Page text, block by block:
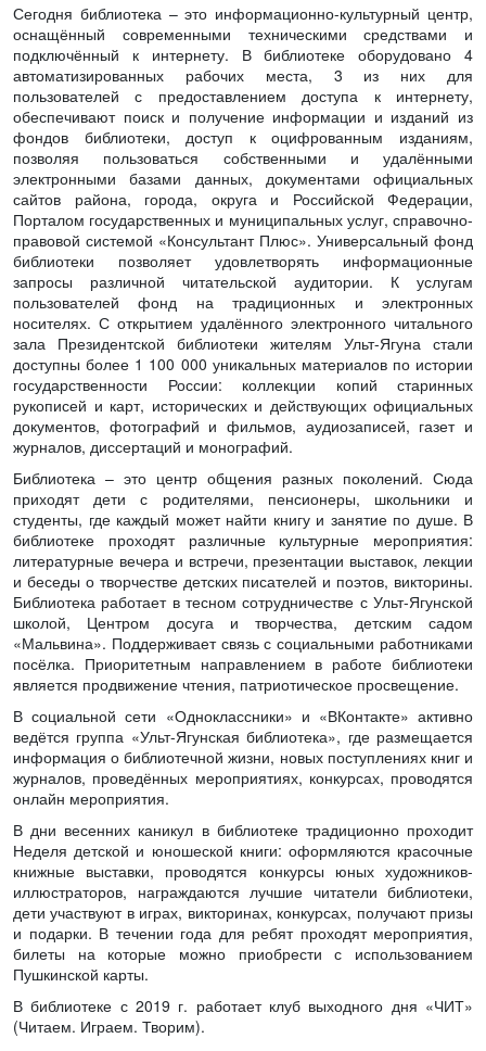
Сегодня библиотека – это информационно-культурный центр,
оснащённый современными техническими средствами и
подключённый к интернету. В библиотеке оборудовано 4
автоматизированных рабочих места, 3 из них для
пользователей с предоставлением доступа к интернету,
обеспечивают поиск и получение информации и изданий из
фондов библиотеки, доступ к оцифрованным изданиям,
позволяя пользоваться собственными и удалёнными
электронными базами данных, документами официальных
сайтов района, города, округа и Российской Федерации,
Порталом государственных и муниципальных услуг, справочно-
правовой системой «Консультант Плюс». Универсальный фонд
библиотеки позволяет удовлетворять информационные
запросы различной читательской аудитории. К услугам
пользователей фонд на традиционных и электронных
носителях. С открытием удалённого электронного читального
зала Президентской библиотеки жителям Ульт-Ягуна стали
доступны более 1 100 000 уникальных материалов по истории
государственности России: коллекции копий старинных
рукописей и карт, исторических и действующих официальных
документов, фотографий и фильмов, аудиозаписей, газет и
журналов, диссертаций и монографий.
Библиотека – это центр общения разных поколений. Сюда
приходят дети с родителями, пенсионеры, школьники и
студенты, где каждый может найти книгу и занятие по душе. В
библиотеке проходят различные культурные мероприятия:
литературные вечера и встречи, презентации выставок, лекции
и беседы о творчестве детских писателей и поэтов, викторины.
Библиотека работает в тесном сотрудничестве с Ульт-Ягунской
школой, Центром досуга и творчества, детским садом
«Мальвина». Поддерживает связь с социальными работниками
посёлка. Приоритетным направлением в работе библиотеки
является продвижение чтения, патриотическое просвещение.
В социальной сети «Одноклассники» и «ВКонтакте» активно
ведётся группа «Ульт-Ягунская библиотека», где размещается
информация о библиотечной жизни, новых поступлениях книг и
журналов, проведённых мероприятиях, конкурсах, проводятся
онлайн мероприятия.
В дни весенних каникул в библиотеке традиционно проходит
Неделя детской и юношеской книги: оформляются красочные
книжные выставки, проводятся конкурсы юных художников-
иллюстраторов, награждаются лучшие читатели библиотеки,
дети участвуют в играх, викторинах, конкурсах, получают призы
и подарки. В течении года для ребят проходят мероприятия,
билеты на которые можно приобрести с использованием
Пушкинской карты.
В библиотеке с 2019 г. работает клуб выходного дня «ЧИТ»
(Читаем. Играем. Творим).